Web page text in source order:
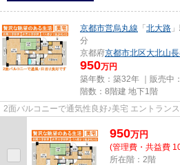
京都市営烏丸線 「 北大路
分
京都府京都市北区大北山
950万円
築年数：築32年 ｜販売中：
階数：8階建 地下1階
2面バルコニーで通気性良好♪美宅 エントラン
950万円
(管理費・共益費
所在階：2階